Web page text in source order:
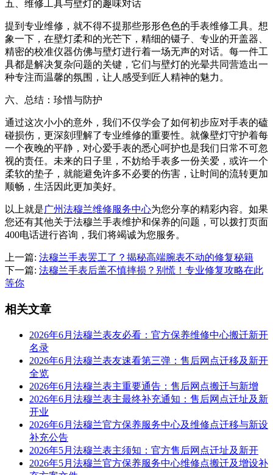
黑龙江省七台河市桃山区大同街法穆兰售后服务中心（需提前预约）
黑龙江省齐齐哈尔市龙沙区龙华路法穆兰售后服务中心（需提前预约）
黑龙江省双鸭山市尖山区新兴大街法穆兰售后服务中心（需提前预约）
黑龙江省绥化市北林区新华街与康庄路交叉口法穆兰售后服务中心（需提前预约）
吉林省白山市浑江区浑江大街法穆兰售后服务中心（需提前预约）
吉林省吉林市船营区河南街法穆兰售后服务中心（需提前预约）
吉林省辽源市龙山区人民大街法穆兰售后服务中心（需提前预约）
吉林省松原市宁江区五环大街法穆兰售后服务中心（需提前预约）
吉林省通化市东昌区环通乡江南大街法穆兰售后服务中心（需提前预约）
辽宁省鞍山市铁东区站前街法穆兰售后服务中心（需提前预约）
辽宁省本溪市平山区胜利路法穆兰售后服务中心（需提前预约）
辽宁省葫芦岛市连山区中央路法穆兰售后服务中心（需提前预约）
辽宁省辽阳市白塔区新运大街法穆兰售后服务中心（需提前预约）
辽宁省铁岭市银州区南马路法穆兰售后服务中心（需提前预约）
辽宁省营口市站前区市府路与渤海大街交叉口法穆兰售后服务中心（需提前预约）
辽宁省沈阳市沈河区中街路137号亨得利名表维修授权店1楼法穆兰售后服务中心（需提前预约）
五、维修工具与壁灯的趣味对话
提到专业维修，就不得不提那些形形色色的手表维修工具。想
象一下，在壁灯柔和的光芒下，精细的镊子、专业的开盖器、
精密的校准仪器仿佛与壁灯进行着一场无声的对话。每一件工
具都是解决复杂问题的关键，它们与壁灯的光晕共同营造出一
种专注而温馨的氛围，让人感受到匠人精神的魅力。
六、总结：珍惜与防护
通过这次小小的意外，我们不仅学会了如何初步应对手表的磕
碰损伤，更深刻理解了专业维修的重要性。就像壁灯守护着每
一个夜晚的平静，对心爱手表的悉心呵护也是我们日常不可忽
视的责任。未来的日子里，不妨给手表多一份关爱，或许一个
柔软的垫子，就能避免许多不必要的伤害，让时间的流转更加
顺畅，生活因此更加美好。
以上就是广州法穆兰维修服务中心为您分享的精彩内容。如果
您还有其他关于法穆兰手表维护和保养的问题，可以拨打页面
400电话进行咨询，我们将竭诚为您服务。
上一篇: 法穆兰手表罢工了？揭秘高端腕表不动的修复秘籍
下一篇: 法穆兰手表后盖不慎摔损？别慌！专业修复攻略在此
等你
相关文章
2026年6月法穆兰表友必看：官方保养维修中心搬迁新开
名录
2026年6月法穆兰表友速看第三弹：售后网点迁移及新开
全览
2026年6月法穆兰表主重要通告：售后网点搬迁与新增
2026年6月法穆兰表主最终补充通知：售后网点迁址及新
开业
2026年6月法穆兰官方保养服务中心及维修点迁移与新设
补充公告
2026年5月法穆兰表主须知：官方售后网点迁址及新开
2026年5月法穆兰官方保养服务中心维修点搬迁及增设补